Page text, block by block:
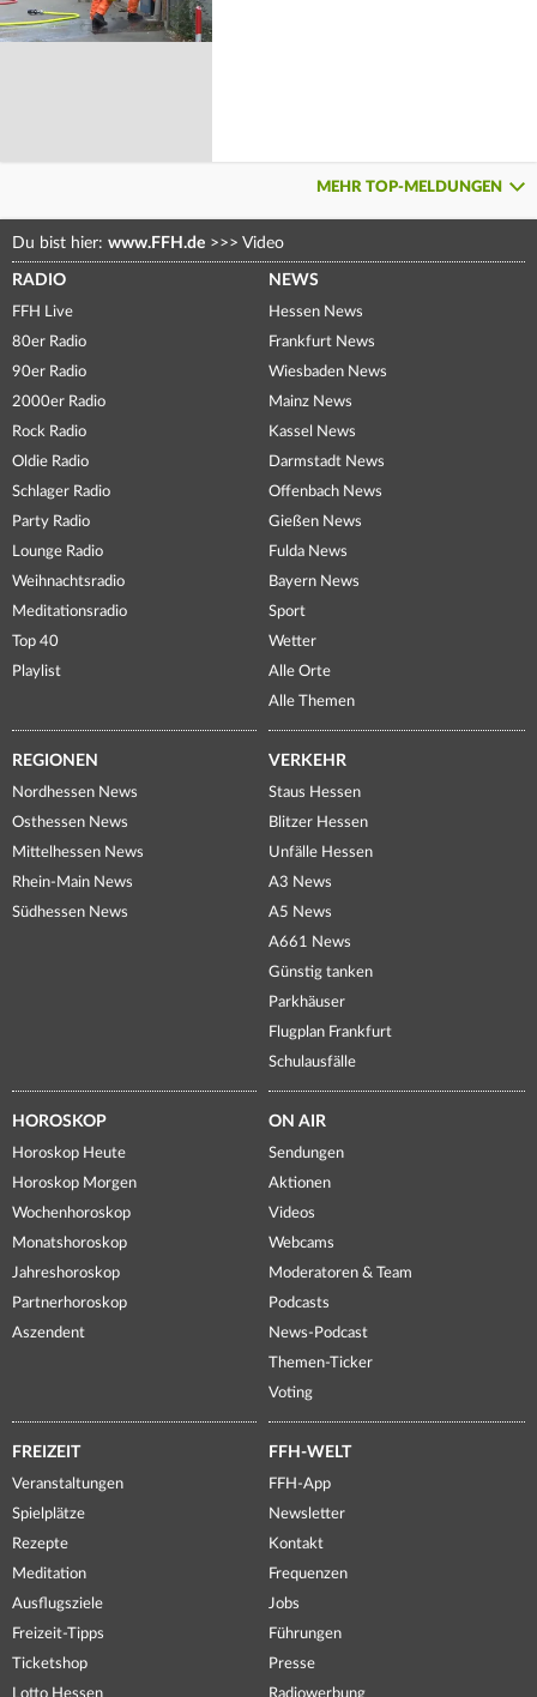
MEHR TOP-MELDUNGEN
Du bist hier: www.FFH.de >>> Video
RADIO
FFH Live
80er Radio
90er Radio
2000er Radio
Rock Radio
Oldie Radio
Schlager Radio
Party Radio
Lounge Radio
Weihnachtsradio
Meditationsradio
Top 40
Playlist
NEWS
Hessen News
Frankfurt News
Wiesbaden News
Mainz News
Kassel News
Darmstadt News
Offenbach News
Gießen News
Fulda News
Bayern News
Sport
Wetter
Alle Orte
Alle Themen
REGIONEN
Nordhessen News
Osthessen News
Mittelhessen News
Rhein-Main News
Südhessen News
VERKEHR
Staus Hessen
Blitzer Hessen
Unfälle Hessen
A3 News
A5 News
A661 News
Günstig tanken
Parkhäuser
Flugplan Frankfurt
Schulausfälle
HOROSKOP
Horoskop Heute
Horoskop Morgen
Wochenhoroskop
Monatshoroskop
Jahreshoroskop
Partnerhoroskop
Aszendent
ON AIR
Sendungen
Aktionen
Videos
Webcams
Moderatoren & Team
Podcasts
News-Podcast
Themen-Ticker
Voting
FREIZEIT
Veranstaltungen
Spielplätze
Rezepte
Meditation
Ausflugsziele
Freizeit-Tipps
Ticketshop
Lotto Hessen
FFH-WELT
FFH-App
Newsletter
Kontakt
Frequenzen
Jobs
Führungen
Presse
Radiowerbung